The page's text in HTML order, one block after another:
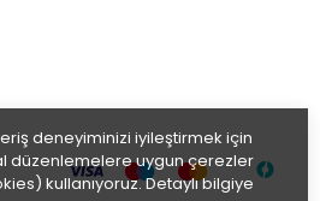
deneyiminizi iyileştirmek için
düzenlemelere uygun çerezler
kullanıyoruz. Detaylı bilgiye